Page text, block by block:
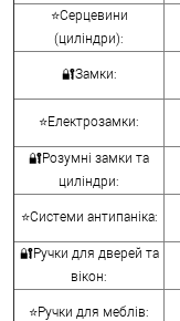
⭐Серцевини
(циліндри):
🔐Замки:
⭐Електрозамки:
🔐Розумні замки та
циліндри:
⭐Системи антипаніка:
🔐Ручки для дверей та
вікон:
⭐Ручки для меблів: